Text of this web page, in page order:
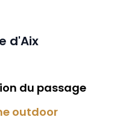
d'Aix
du passage
outdoor